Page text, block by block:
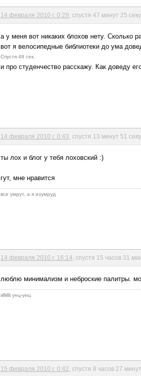
14 февраля 2010 г. 0:29 , спустя 47 минут 25
а у меня вот никаких блохов нету. Сколько
вот я велосипедные библиотеки до ума
Спустя 48 сек.
и про студенчество расскажу. Как доведу
14 февраля 2010 г. 0:43 , спустя 13 минут 51
ты лох и блог у тебя лоховский :)
гут, мне нравится
все умрут, а я изумруд
14 февраля 2010 г. 16:14 , спустя 15 часов 31
люблю минимализм и неброские палитры.
ιιlllιlllι унц-унц
15 февраля 2010 г. 0:42 , спустя 8 часов 27